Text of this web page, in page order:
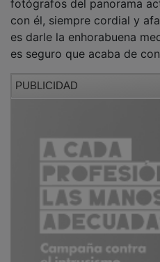
con él, siempre cordial y
es darle la enhorabuena
es seguro que acaba de